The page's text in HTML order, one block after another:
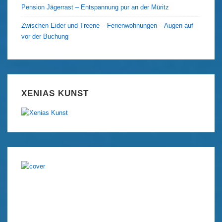
Pension Jägerrast – Entspannung pur an der Müritz
Zwischen Eider und Treene – Ferienwohnungen – Augen auf
vor der Buchung
XENIAS KUNST